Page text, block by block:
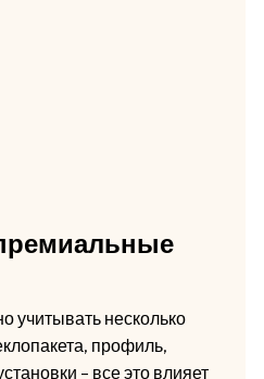
учитывать несколько
профиль,
– все это влияет